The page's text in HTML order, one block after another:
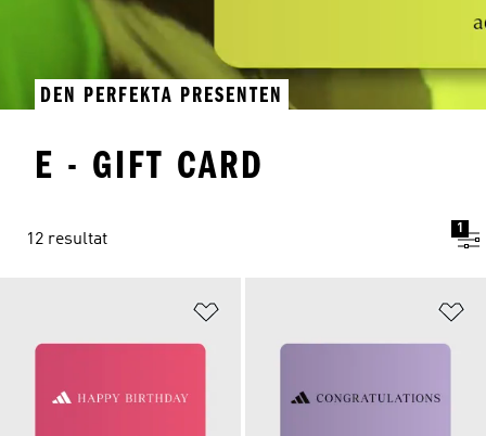
DEN PERFEKTA PRESENTEN
E - GIFT CARD
12 resultat
1